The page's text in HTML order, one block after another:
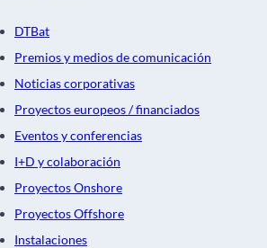
DTBat
Premios y medios de comunicación
Noticias corporativas
Proyectos europeos / financiados
Eventos y conferencias
I+D y colaboración
Proyectos Onshore
Proyectos Offshore
Instalaciones